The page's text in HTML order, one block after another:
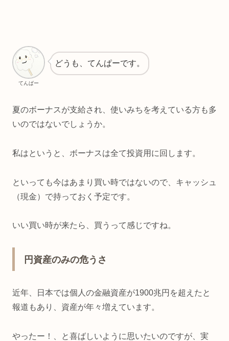
てんぱー
どうも、てんぱーです。
夏のボーナスが支給され、使いみちを考えている方も多
いのではないでしょうか。
私はというと、ボーナスは全て投資用に回します。
といっても今はあまり買い時ではないので、キャッシュ
（現金）で持っておく予定です。
いい買い時が来たら、買うって感じですね。
円資産のみの危うさ
近年、日本では個人の金融資産が1900兆円を超えたと
報道もあり、資産が年々増えています。
やったー！、と喜ばしいように思いたいのですが、実